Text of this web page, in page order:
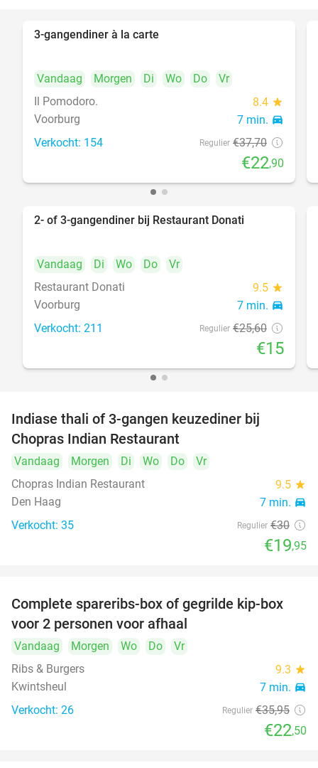
3-gangendiner à la carte
Vandaag Morgen Di Wo Do
Vr
Il Pomodoro.
8.4 star
Voorburg 7 min. directions_car
Verkocht: 154 Regulier €37,70
€22,90
2- of 3-gangendiner bij Restaurant Donati
Vandaag Di Wo Do
Vr
Restaurant Donati
9.5 star
Voorburg 7 min. directions_car
Verkocht: 211 Regulier €25,60
€15
Indiase thali of 3-gangen keuzediner bij
Chopras Indian Restaurant
Vandaag Morgen Di Wo Do
Vr
Chopras Indian Restaurant
9.5 star
Den Haag 7 min. directions_car
Verkocht: 35 Regulier €30
€19,95
37%
Complete spareribs-box of gegrilde kip-box
voor 2 personen voor afhaal
Vandaag Morgen Wo Do
Vr
Ribs & Burgers
9.3 star
Kwintsheul 7 min. directions_car
Verkocht: 26 Regulier €35,95
€22,50